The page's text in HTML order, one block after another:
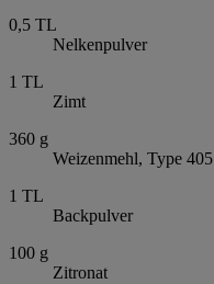
0,5 TL
Nelkenpulver
1 TL
Zimt
360 g
Weizenmehl, Type 405
1 TL
Backpulver
100 g
Zitronat